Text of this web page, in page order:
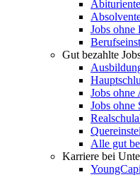
Jobs ohne
Gut bezahlte
Jobs ohne
Jobs ohne
Alle gut
Karriere bei